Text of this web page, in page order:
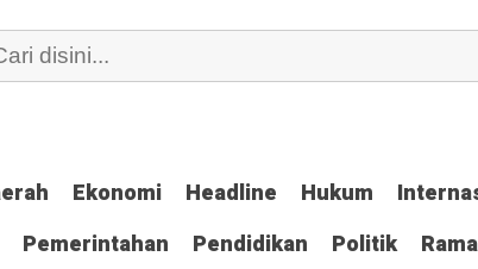
Ekonomi Headline Hukum
Pemerintahan Pendidikan Politik
Ekonomi Headline Hukum
Pemerintahan Pendidikan Politik